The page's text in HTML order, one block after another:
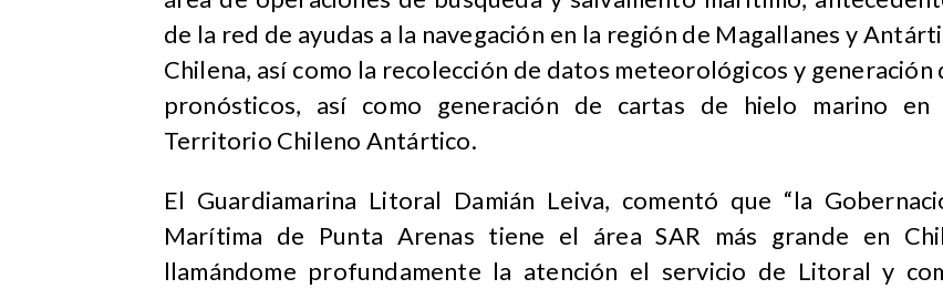
de la red de ayudas a la navegación en la región de Magallanes y
Chilena, así como la recolección de datos meteorológicos y generación
pronósticos, así como generación de cartas de hielo marino en
Territorio Chileno Antártico.
El Guardiamarina Litoral Damián Leiva, comentó que “la
Marítima de Punta Arenas tiene el área SAR más grande en
llamándome profundamente la atención el servicio de Litoral y